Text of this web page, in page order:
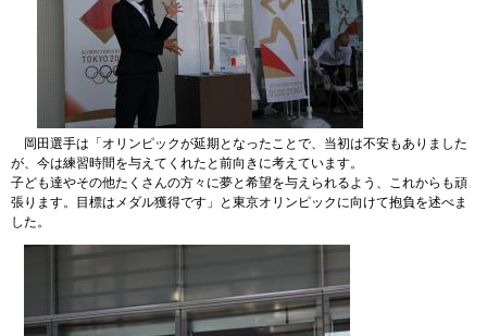
岡田選手は「オリンピックが延期となったことで、当初は不安もありました
が、今は練習時間を与えてくれたと前向きに考えています。
子ども達やその他たくさんの方々に夢と希望を与えられるよう、これからも頑
張ります。目標はメダル獲得です」と東京オリンピックに向けて抱負を述べま
した。